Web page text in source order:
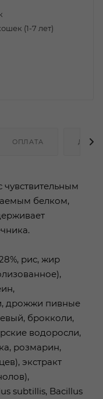
(1-7 лет)
ОПЛАТА
белком,
рис, жир
дрожжи пивные
брокколи,
водоросли,
розмарин,
экстракт
subtillis, Bacillus